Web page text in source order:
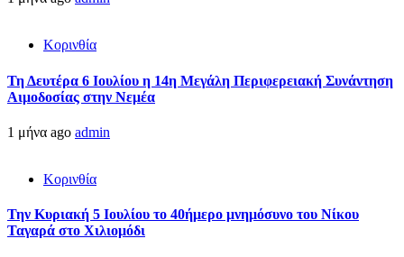
Κορινθία
Τη Δευτέρα 6 Ιουλίου η 14η Μεγάλη Περιφερειακή Συνάντηση
Αιμοδοσίας στην Νεμέα
1 μήνα ago admin
Κορινθία
Την Κυριακή 5 Ιουλίου το 40ήμερο μνημόσυνο του Νίκου
Ταγαρά στο Χιλιομόδι